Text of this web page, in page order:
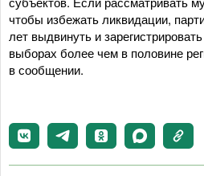
чтобы избежать ликвидации,
лет выдвинуть и
выборах более чем в половине
в сообщении.